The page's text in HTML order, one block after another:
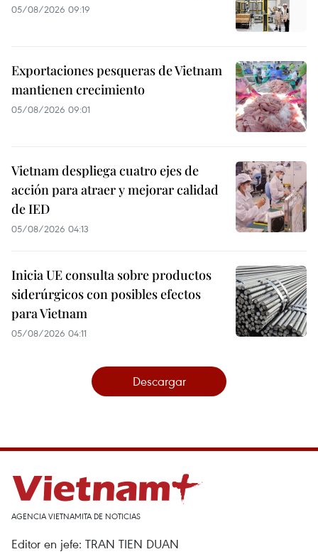
05/08/2026 09:19
Exportaciones pesqueras de Vietnam
mantienen crecimiento
05/08/2026 09:01
Vietnam despliega cuatro ejes de
acción para atraer y mejorar calidad
de IED
05/08/2026 04:13
Inicia UE consulta sobre productos
siderúrgicos con posibles efectos
para Vietnam
05/08/2026 04:11
Descargar
AGENCIA VIETNAMITA DE NOTICIAS
Editor en jefe: TRAN TIEN DUAN